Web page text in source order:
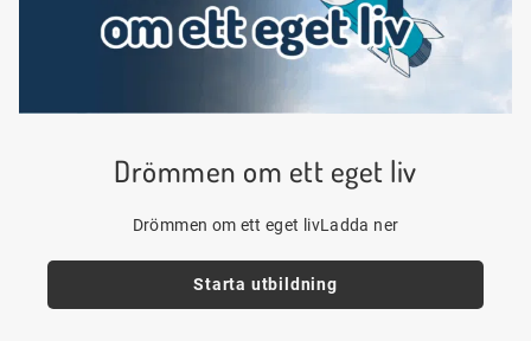
Drömmen om ett eget liv
Drömmen om ett eget livLadda ner
Starta utbildning